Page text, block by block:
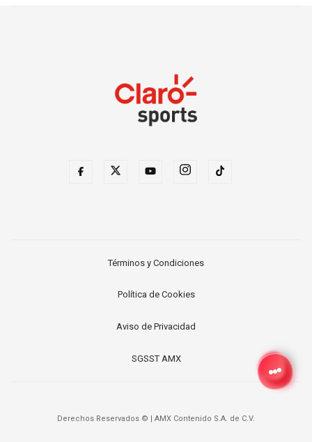
Términos y Condiciones
Política de Cookies
Aviso de Privacidad
SGSST AMX
Derechos Reservados © | AMX Contenido S.A. de C.V.